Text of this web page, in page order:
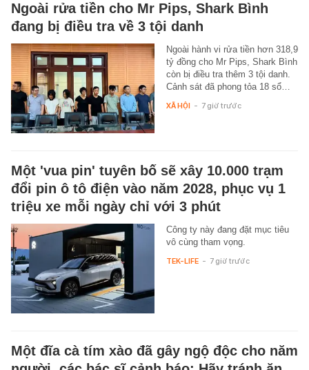
Ngoài rửa tiền cho Mr Pips, Shark Bình
đang bị điều tra về 3 tội danh
Ngoài hành vi rửa tiền hơn 318,9
tỷ đồng cho Mr Pips, Shark Bình
còn bị điều tra thêm 3 tội danh.
Cảnh sát đã phong tỏa 18 sổ…
XÃ HỘI - 7 giờ trước
Một 'vua pin' tuyên bố sẽ xây 10.000 trạm
đổi pin ô tô điện vào năm 2028, phục vụ 1
triệu xe mỗi ngày chỉ với 3 phút
Công ty này đang đặt mục tiêu
vô cùng tham vọng.
TEK-LIFE - 7 giờ trước
Một đĩa cà tím xào đã gây ngộ độc cho năm